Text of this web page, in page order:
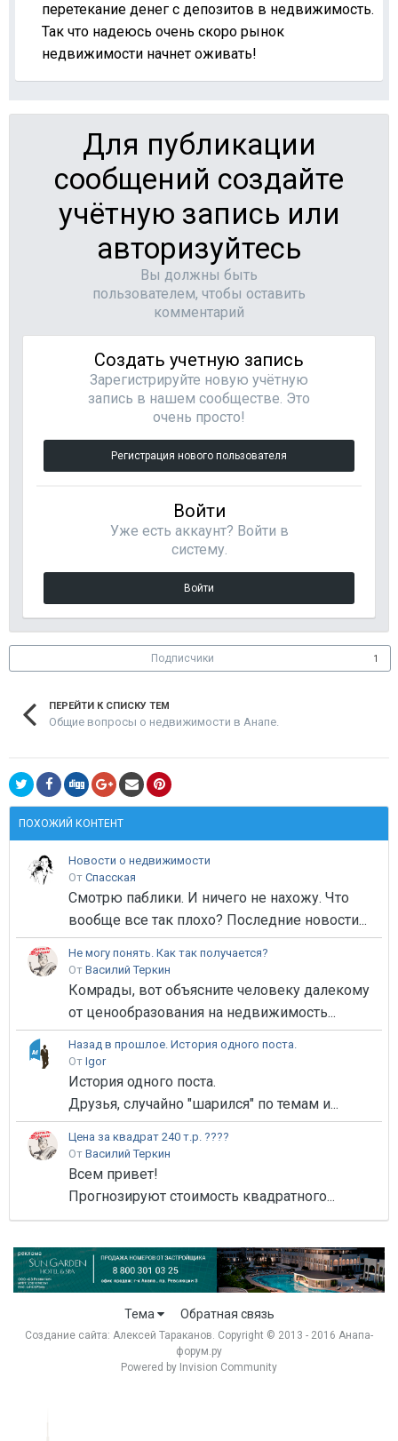
перетекание денег с депозитов в недвижимость.
Так что надеюсь очень скоро рынок
недвижимости начнет оживать!
Для публикации
сообщений создайте
учётную запись или
авторизуйтесь
Вы должны быть
пользователем, чтобы оставить
комментарий
Создать учетную запись
Зарегистрируйте новую учётную
запись в нашем сообществе. Это
очень просто!
Регистрация нового пользователя
Войти
Уже есть аккаунт? Войти в
систему.
Войти
Подписчики 1
ПЕРЕЙТИ К СПИСКУ ТЕМ
Общие вопросы о недвижимости в Анапе.
ПОХОЖИЙ КОНТЕНТ
Новости о недвижимости
От Спасская
Смотрю паблики. И ничего не нахожу. Что
вообще все так плохо? Последние новости...
Не могу понять. Как так получается?
От Василий Теркин
Комрады, вот объясните человеку далекому
от ценообразования на недвижимость...
Назад в прошлое. История одного поста.
От Igor
История одного поста.
Друзья, случайно "шарился" по темам и...
Цена за квадрат 240 т.р. ????
От Василий Теркин
Всем привет!
Прогнозируют стоимость квадратного...
Тема Обратная связь
Создание сайта: Алексей Тараканов. Copyright © 2013 - 2016 Анапа-
форум.ру
Powered by Invision Community